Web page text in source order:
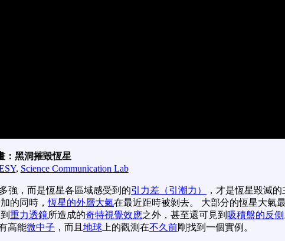
：黑洞摧毀恆星
, Science Communication Lab
強，而是恆星各區域感受到的引力差（引潮力） ，才是恆星毀滅
的同時，恆星的外層大氣在最近距時被剝去。 大部分的恆星大氣
重力透鏡所造成的奇特視覺效應之外，甚至還可見到 吸積盤的反側
高能微中子 ，而且 地球 上的觀測在不久前剛找到一個實例。